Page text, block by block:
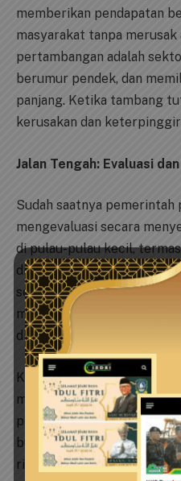
memberikan pendapatan
masyarakat tanpa merusak
pertambangan adalah
berumur pendek, dan
panjang. Ketika tambang
kerusakan dan
Jalan Tengah: Evaluasi
Sudah saatnya pemerintah
mengevaluasi secara
di pulau-pulau kecil,
ditemukan indikasi
serius terhadap
moratorium penerbitan
diberlakukan.
Keterlibatan masyarakat
mahasiswa dan organisasi
penting dalam proses
bukan hanya aset
ribuan manusia dan